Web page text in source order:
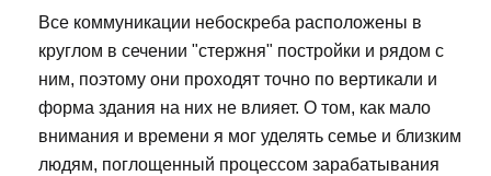
Все коммуникации небоскреба расположены в
круглом в сечении "стержня" постройки и рядом с
ним, поэтому они проходят точно по вертикали и
форма здания на них не влияет. О том, как мало
внимания и времени я мог уделять семье и близким
людям, поглощенный процессом зарабатывания